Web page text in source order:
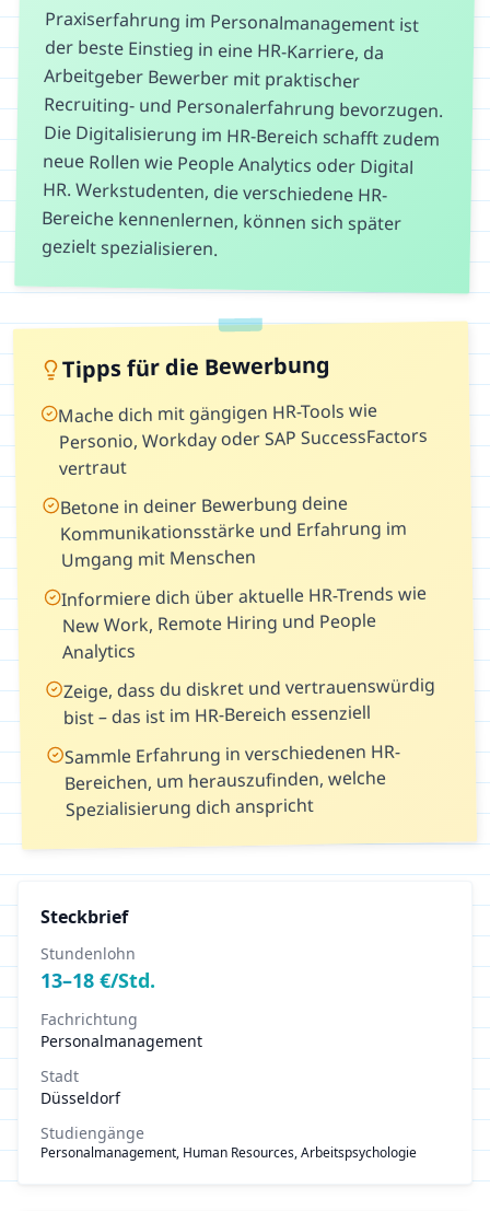
Praxiserfahrung im Personalmanagement ist
der beste Einstieg in eine HR-Karriere, da
Arbeitgeber Bewerber mit praktischer
Recruiting- und Personalerfahrung bevorzugen.
Die Digitalisierung im HR-Bereich schafft zudem
neue Rollen wie People Analytics oder Digital
HR. Werkstudenten, die verschiedene HR-
Bereiche kennenlernen, können sich später
gezielt spezialisieren.
Tipps für die Bewerbung
Mache dich mit gängigen HR-Tools wie
Personio, Workday oder SAP SuccessFactors
vertraut
Betone in deiner Bewerbung deine
Kommunikationsstärke und Erfahrung im
Umgang mit Menschen
Informiere dich über aktuelle HR-Trends wie
New Work, Remote Hiring und People
Analytics
Zeige, dass du diskret und vertrauenswürdig
bist – das ist im HR-Bereich essenziell
Sammle Erfahrung in verschiedenen HR-
Bereichen, um herauszufinden, welche
Spezialisierung dich anspricht
Steckbrief
Stundenlohn
13–18 €/Std.
Fachrichtung
Personalmanagement
Stadt
Düsseldorf
Studiengänge
Personalmanagement, Human Resources, Arbeitspsychologie